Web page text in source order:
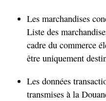
Les marchandises
Liste des
cadre du commerce
être uniquement
Les données
transmises à la